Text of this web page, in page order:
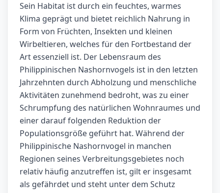
Sein Habitat ist durch ein feuchtes, warmes
Klima geprägt und bietet reichlich Nahrung in
Form von Früchten, Insekten und kleinen
Wirbeltieren, welches für den Fortbestand der
Art essenziell ist. Der Lebensraum des
Philippinischen Nashornvogels ist in den letzten
Jahrzehnten durch Abholzung und menschliche
Aktivitäten zunehmend bedroht, was zu einer
Schrumpfung des natürlichen Wohnraumes und
einer darauf folgenden Reduktion der
Populationsgröße geführt hat. Während der
Philippinische Nashornvogel in manchen
Regionen seines Verbreitungsgebietes noch
relativ häufig anzutreffen ist, gilt er insgesamt
als gefährdet und steht unter dem Schutz